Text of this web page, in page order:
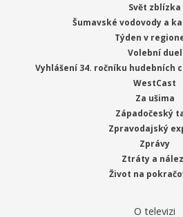
Svět zblízka
Šumavské vodovody a
Týden v
Volební duel
Vyhlášení 34. ročníku hudebních
WestCast
Za ušima
Západočeský
Zpravodajský
Zprávy
Ztráty a
Život na
O televizi